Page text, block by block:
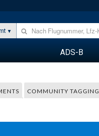
ADS-B
COMMUNITY TAGGING